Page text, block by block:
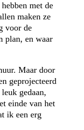
met de
maken ze
voor de
plan, en waar
Maar door
geprojecteerd
gedaan,
einde van het
ik een erg